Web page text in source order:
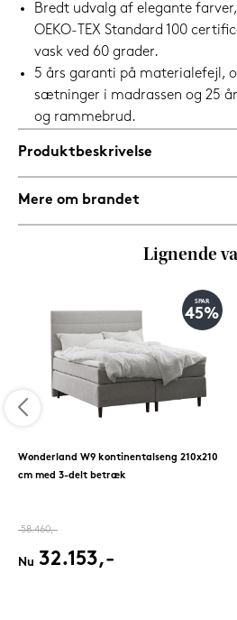
Bredt udvalg af elegante
OEKO-TEX Standard 100
vask ved 60 grader.
5 års garanti på materialefejl,
sætninger i madrassen og 25
og rammebrud.
Produktbeskrivelse
Mere om brandet
Lignende
SPAR
45%
Wonderland W9 kontinentalseng 210x210
cm med 3-delt betræk
58.460,-
Nu 32.153,-